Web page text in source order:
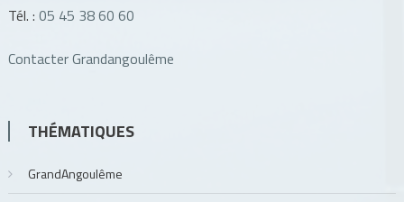
Tél. : 05 45 38 60 60
Contacter Grandangoulême
THÉMATIQUES
GrandAngoulême